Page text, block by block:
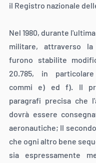
il Registro nazionale
Nel 1980, durante
militare, attraverso la
furono stabilite
20.785, in
commi e) ed f). Il
paragrafi precisa che
dovrà essere
aeronautiche; Il
che ogni altro bene
sia espressamente